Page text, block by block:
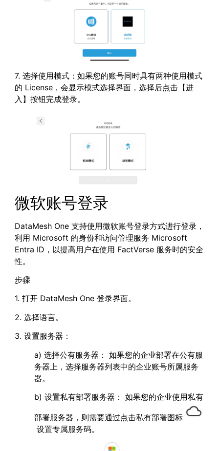
7. 选择使用模式：如果您的账号同时具有两种使用模式
的 License，会显示模式选择界面，选择后点击【进
入】按钮完成登录。
微软账号登录
DataMesh One 支持使用微软账号登录方式进行登录，
利用 Microsoft 的身份和访问管理服务 Microsoft
Entra ID，以提高用户在使用 FactVerse 服务时的安全
性。
步骤
1. 打开 DataMesh One 登录界面。
2. 选择语言。
3. 设置服务器：
a) 选择公有服务器： 如果您的企业部署在公有服
务器上，选择服务器列表中的企业账号所属服务
器。
b) 设置私有部署服务器： 如果您的企业使用私有
部署服务器，则需要通过点击私有部署图标
设置专属服务码。